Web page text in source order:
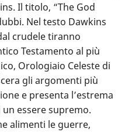
Il titolo, “The God
Nel testo Dawkins
crudele tiranno
Testamento al più
Orologiaio Celeste di
gli argomenti più
e presenta l’estrema
essere supremo.
alimenti le guerre,